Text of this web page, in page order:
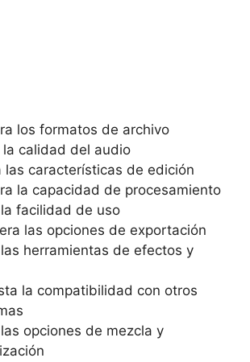
los formatos⁤ de ⁢archivo
la calidad del⁤ audio
las características​ de edición
la‌ capacidad de procesamiento
facilidad de ​uso
las opciones⁢ de exportación
herramientas de efectos y
la compatibilidad ​con otros​
opciones de mezcla y